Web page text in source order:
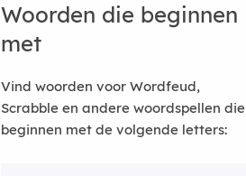
Woorden die beginnen
met
Vind woorden voor Wordfeud,
Scrabble en andere woordspellen die
beginnen met de volgende letters: